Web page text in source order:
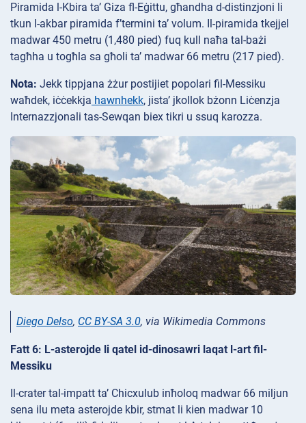
Piramida l-Kbira ta’ Giza fl-Eġittu, għandha d-distinzjoni li
tkun l-akbar piramida f’termini ta’ volum. Il-piramida tkejjel
madwar 450 metru (1,480 pied) fuq kull naħa tal-bażi
tagħha u togħla sa għoli ta’ madwar 66 metru (217 pied).
Nota: Jekk tippjana żżur postijiet popolari fil-Messiku
waħdek, iċċekkja hawnhekk, jista’ jkollok bżonn Liċenzja
Internazzjonali tas-Sewqan biex tikri u ssuq karozza.
Diego Delso, CC BY-SA 3.0, via Wikimedia Commons
Fatt 6: L-asterojde li qatel id-dinosawri laqat l-art fil-
Messiku
Il-crater tal-impatt ta’ Chicxulub inħoloq madwar 66 miljun
sena ilu meta asterojde kbir, stmat li kien madwar 10